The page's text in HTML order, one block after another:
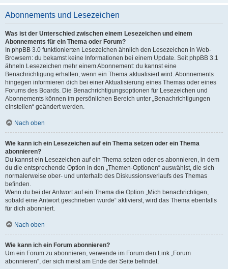
Abonnements und Lesezeichen
Was ist der Unterschied zwischen einem Lesezeichen und einem
Abonnements für ein Thema oder Forum?
In phpBB 3.0 funktionierten Lesezeichen ähnlich den Lesezeichen in Web-
Browsern: du bekamst keine Informationen bei einem Update. Seit phpBB 3.1
ähneln Lesezeichen mehr einem Abonnement: du kannst eine
Benachrichtigung erhalten, wenn ein Thema aktualisiert wird. Abonnements
hingegen informieren dich bei einer Aktualisierung eines Themas oder eines
Forums des Boards. Die Benachrichtigungsoptionen für Lesezeichen und
Abonnements können im persönlichen Bereich unter „Benachrichtigungen
einstellen“ geändert werden.
Nach oben
Wie kann ich ein Lesezeichen auf ein Thema setzen oder ein Thema
abonnieren?
Du kannst ein Lesezeichen auf ein Thema setzen oder es abonnieren, in dem
du die entsprechende Option in den „Themen-Optionen“ auswählst, die sich
normalerweise ober- und unterhalb des Diskussionsverlaufs des Themas
befinden.
Wenn du bei der Antwort auf ein Thema die Option „Mich benachrichtigen,
sobald eine Antwort geschrieben wurde“ aktivierst, wird das Thema ebenfalls
für dich abonniert.
Nach oben
Wie kann ich ein Forum abonnieren?
Um ein Forum zu abonnieren, verwende im Forum den Link „Forum
abonnieren“, der sich meist am Ende der Seite befindet.